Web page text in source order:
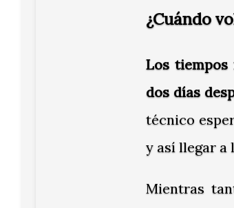
¿Cuándo
Los tiempos
dos días
técnico
y así llegar a
Mientras